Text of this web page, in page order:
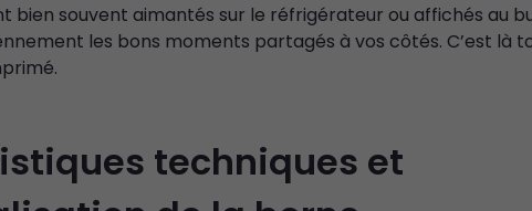
bien souvent aimantés sur le réfrigérateur ou affichés au
les bons moments partagés à vos côtés. C’est là
techniques et